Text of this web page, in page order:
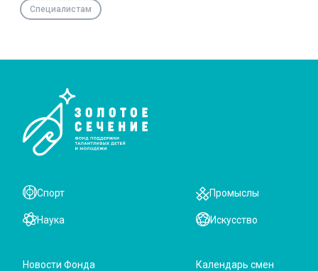
Специалистам
Наука
Спорт
Искусство
Промыслы
Новости Фонда Календарь смен